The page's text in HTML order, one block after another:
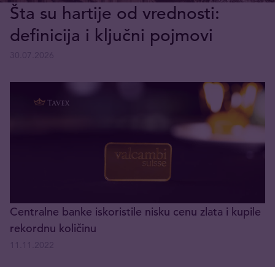
Šta su hartije od vrednosti:
definicija i ključni pojmovi
Centralne banke iskoristile nisku cenu zlata i kupile
rekordnu količinu